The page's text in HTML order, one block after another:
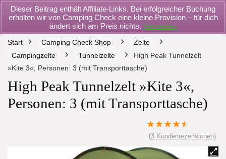
Dieser Beitrag enthält Affiliate-Links. Bei erfolgreicher Buchung
erhalten wir von Camping Check eine kleine Provision – für dich
ändert sich am Preis nichts. Verwerfen
Start Camping Check Shop
Zelte
Campingzelte
Tunnelzelte
High Peak Tunnelzelt
»Kite 3«, Personen: 3 (mit Transporttasche)
High Peak Tunnelzelt »Kite 3«,
Personen: 3 (mit Transporttasche)
★★★★★
(3 Kundenrezensionen)